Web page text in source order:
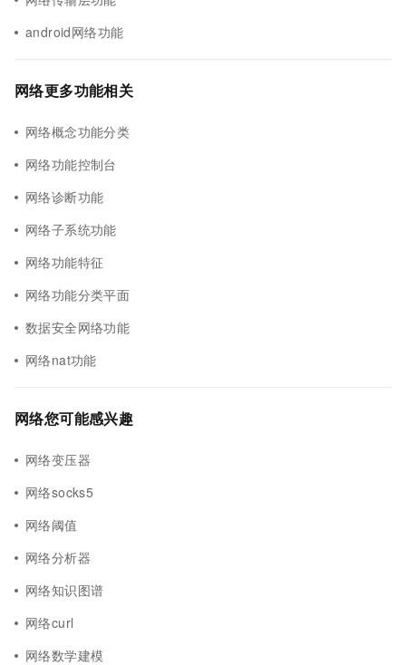
android网络功能
网络更多功能相关
网络概念功能分类
网络功能控制台
网络诊断功能
网络子系统功能
网络功能特征
网络功能分类平面
数据安全网络功能
网络nat功能
网络您可能感兴趣
网络变压器
网络socks5
网络阈值
网络分析器
网络知识图谱
网络curl
网络数学建模